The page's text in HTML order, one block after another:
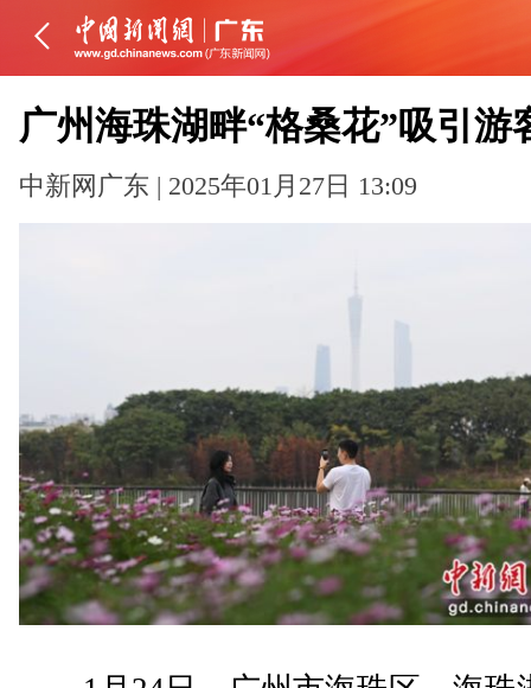
广州海珠湖畔“格桑花”吸引游
中新网广东 | 2025年01月27日 13:09